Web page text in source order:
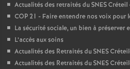
Actualités des retraités duSNESCréteil
COP21 - Faire entendre nos voix pour
La sécurité sociale, un bien à préserver
L’accès aux soins
Actualités des Retraités duSNES
Actualités des Retraités duSNES